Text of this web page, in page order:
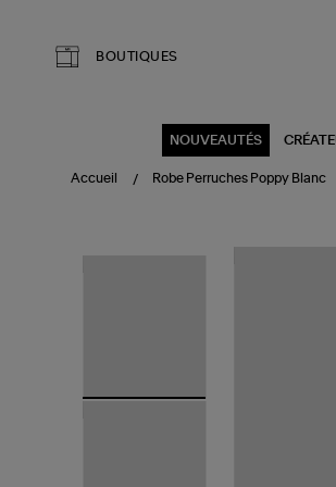
BOUTIQUES
NOUVEAUTÉS
Accueil Robe Perruches Poppy Blanc